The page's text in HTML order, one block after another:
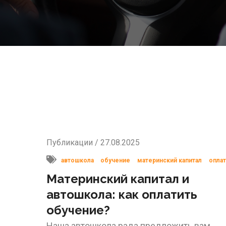
Публикации / 27.08.2025
автошкола обучение материнский капитал
Материнский капитал и
автошкола: как оплатить
обучение?